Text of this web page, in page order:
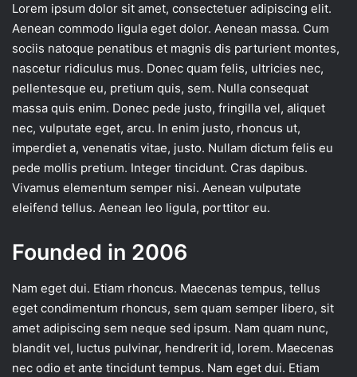
Lorem ipsum dolor sit amet, consectetuer adipiscing elit.
Aenean commodo ligula eget dolor. Aenean massa. Cum
sociis natoque penatibus et magnis dis parturient montes,
nascetur ridiculus mus. Donec quam felis, ultricies nec,
pellentesque eu, pretium quis, sem. Nulla consequat
massa quis enim. Donec pede justo, fringilla vel, aliquet
nec, vulputate eget, arcu. In enim justo, rhoncus ut,
imperdiet a, venenatis vitae, justo. Nullam dictum felis eu
pede mollis pretium. Integer tincidunt. Cras dapibus.
Vivamus elementum semper nisi. Aenean vulputate
eleifend tellus. Aenean leo ligula, porttitor eu.
Founded in 2006
Nam eget dui. Etiam rhoncus. Maecenas tempus, tellus
eget condimentum rhoncus, sem quam semper libero, sit
amet adipiscing sem neque sed ipsum. Nam quam nunc,
blandit vel, luctus pulvinar, hendrerit id, lorem. Maecenas
nec odio et ante tincidunt tempus. Nam eget dui. Etiam